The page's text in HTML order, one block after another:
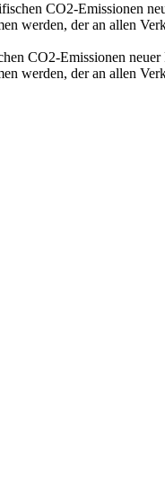
CO2-Emissionen
werden, der an allen
CO2-Emissionen
werden, der an allen